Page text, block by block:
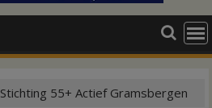
Stichting 55+ Actief Gramsbergen